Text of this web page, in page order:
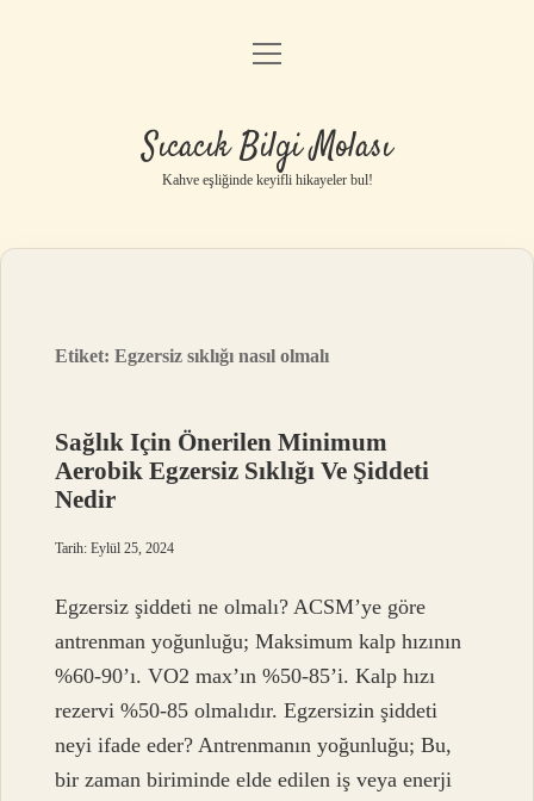
Anasayfa
Yasal Uyarı
menüyü
Sıcacık Bilgi Molası
Kahve eşliğinde keyifli hikayeler bul!
Etiket:Egzersiz sıklığı nasıl olmalı
Sağlık Için Önerilen Minimum
Aerobik Egzersiz Sıklığı Ve Şiddeti
Nedir
Tarih: Eylül 25, 2024
Egzersiz şiddeti ne olmalı? ACSM’ye göre
antrenman yoğunluğu; Maksimum kalp hızının
%60-90’ı. VO2 max’ın %50-85’i. Kalp hızı
rezervi %50-85 olmalıdır. Egzersizin şiddeti
neyi ifade eder? Antrenmanın yoğunluğu; Bu,
bir zaman biriminde elde edilen iş veya enerji